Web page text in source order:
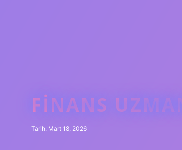
FINANS
Tarih: Mart 18, 2026